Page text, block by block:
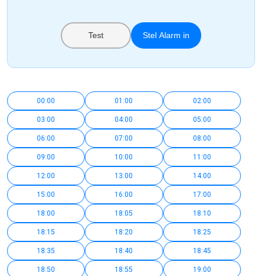
Test Stel Alarm in
00:00 01:00 02:00
03:00 04:00 05:00
06:00 07:00 08:00
09:00 10:00 11:00
12:00 13:00 14:00
15:00 16:00 17:00
18:00 18:05 18:10
18:15 18:20 18:25
18:35 18:40 18:45
18:50 18:55 19:00